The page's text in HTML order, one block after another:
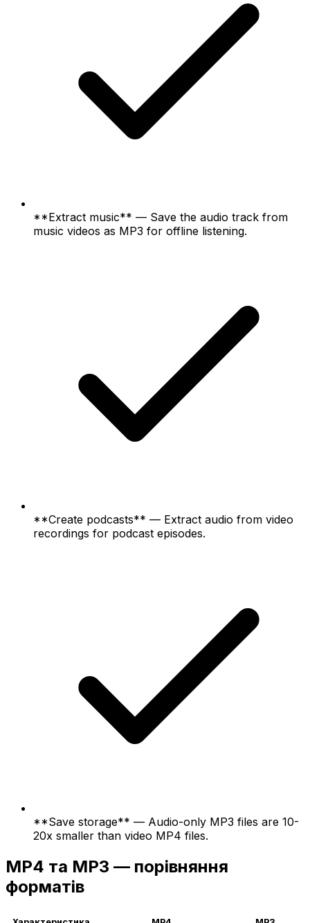
**Extract music** — Save the audio track from
music videos as MP3 for offline listening.
**Create podcasts** — Extract audio from video
recordings for podcast episodes.
**Save storage** — Audio-only MP3 files are 10-
20x smaller than video MP4 files.
MP4 та MP3 — порівняння
форматів